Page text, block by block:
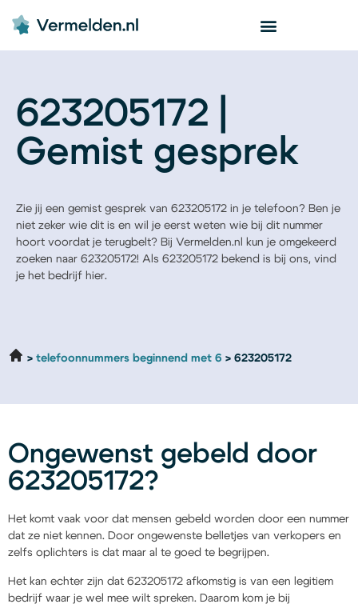
623205172 |
Gemist gesprek
Zie jij een gemist gesprek van 623205172 in je telefoon? Ben je
niet zeker wie dit is en wil je eerst weten wie bij dit nummer
hoort voordat je terugbelt? Bij Vermelden.nl kun je omgekeerd
zoeken naar 623205172! Als 623205172 bekend is bij ons, vind
je het bedrijf hier.
telefoonnummers beginnend met 6 623205172
Ongewenst gebeld door
623205172?
Het komt vaak voor dat mensen gebeld worden door een nummer
dat ze niet kennen. Door ongewenste belletjes van verkopers en
zelfs oplichters is dat maar al te goed te begrijpen.
Het kan echter zijn dat 623205172 afkomstig is van een legitiem
bedrijf waar je wel mee wilt spreken. Daarom kom je bij